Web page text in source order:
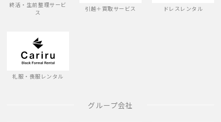
終活・生前整理サービ
ス
引越＋買取サービス ドレスレンタル
礼服・喪服レンタル
グループ会社